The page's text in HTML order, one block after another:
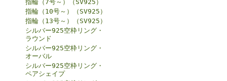
指輪（7号～）（SV925）
指輪（10号～）（SV925）
指輪（13号～）（SV925）
シルバー925空枠リング・
ラウンド
シルバー925空枠リング・
オーバル
シルバー925空枠リング・
ペアシェイプ